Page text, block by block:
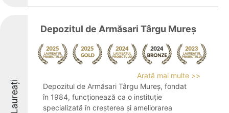
Laureați
Depozitul de Armăsari Târgu Mureș
Arată mai multe >>
Depozitul de Armăsari Târgu Mureș, fondat
în 1984, funcționează ca o instituție
specializată în creșterea și ameliorarea